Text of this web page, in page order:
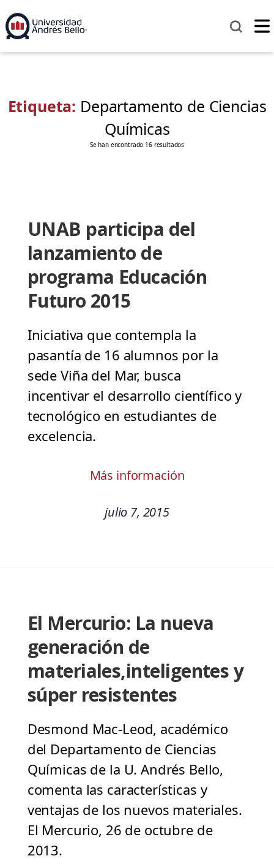
Etiqueta: Departamento de Ciencias
Químicas
Se han encontrado 16 resultados
UNAB participa del
lanzamiento de
programa Educación
Futuro 2015
Iniciativa que contempla la
pasantía de 16 alumnos por la
sede Viña del Mar, busca
incentivar el desarrollo científico y
tecnológico en estudiantes de
excelencia.
Más información
julio 7, 2015
El Mercurio: La nueva
generación de
materiales,inteligentes y
súper resistentes
Desmond Mac-Leod, académico
del Departamento de Ciencias
Químicas de la U. Andrés Bello,
comenta las características y
ventajas de los nuevos materiales.
El Mercurio, 26 de octubre de
2013.